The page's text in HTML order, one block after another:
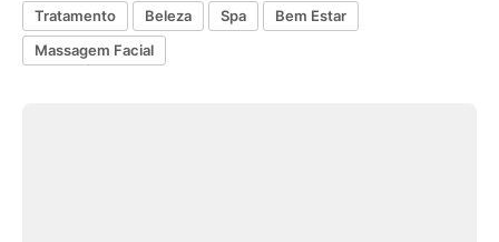
Tratamento Beleza Spa
Bem Estar
Massagem Facial